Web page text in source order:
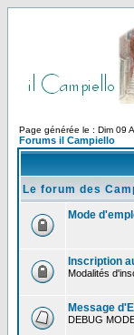
Page générée le : Dim 09
Forums il Campiello
Le forum des
Mode
Inscription
Modalités
Message
DEBUG